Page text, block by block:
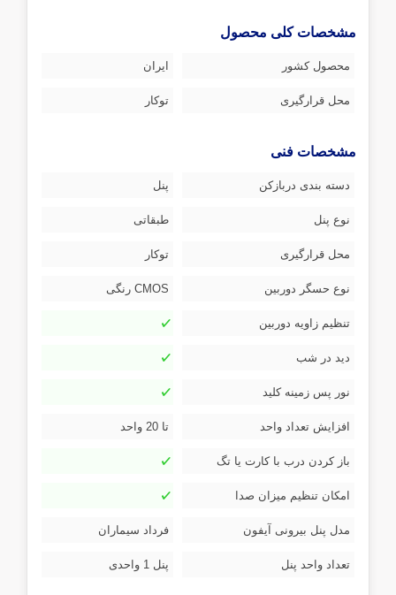
مشخصات کلی محصول
محصول کشور ایران
محل قرارگیری توکار
مشخصات فنی
دسته بندی دربازکن پنل
نوع پنل طبقاتی
محل قرارگیری توکار
نوع حسگر دوربین CMOS رنگی
تنظیم زاویه دوربین
دید در شب
نور پس زمینه کلید
افزایش تعداد واحد تا 20 واحد
باز کردن درب با کارت یا تگ
امکان تنظیم میزان صدا
مدل پنل بیرونی آیفون فرداد سیماران
تعداد واحد پنل پنل 1 واحدی